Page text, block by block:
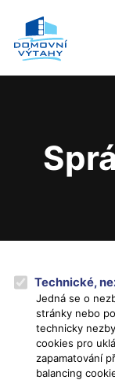
Technické,
Jedná se o
stránky nebo
technicky
cookies pro
zapamatování
balancing